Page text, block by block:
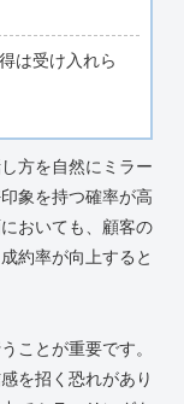
は受け入れら
方を自然にミラー
象を持つ確率が高
おいても、顧客の
約率が向上すると
ことが重要です。
を招く恐れがあり